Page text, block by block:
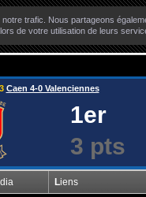
trafic. Nous partageons
de votre utilisation de leurs
Caen 4-0 Valenciennes
1er
3 pts
Liens